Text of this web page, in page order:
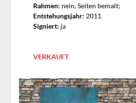
Rahmen: nein, Seiten bemalt;
Entstehungsjahr: 2011
Signiert: ja
VERKAUFT